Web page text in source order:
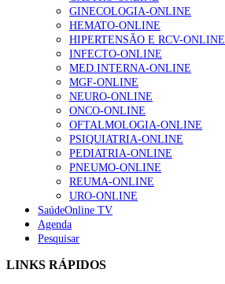
GINECOLOGIA-ONLINE
HEMATO-ONLINE
HIPERTENSÃO E RCV-ONLINE
INFECTO-ONLINE
MED.INTERNA-ONLINE
MGF-ONLINE
NEURO-ONLINE
ONCO-ONLINE
OFTALMOLOGIA-ONLINE
PSIQUIATRIA-ONLINE
PEDIATRIA-ONLINE
PNEUMO-ONLINE
REUMA-ONLINE
URO-ONLINE
SaúdeOnline TV
Agenda
Pesquisar
LINKS RÁPIDOS